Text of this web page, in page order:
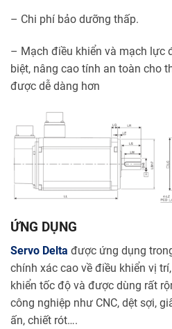
– Chi phí bảo dưỡng thấp.
– Mạch điều khiển và mạch lực
biệt, nâng cao tính an toàn cho
được dễ dàng hơn
ỨNG DỤNG
Servo Delta được ứng dụng
chính xác cao về điều khiển vị
khiển tốc độ và được dùng rất
công nghiệp như CNC, dệt sợi,
ấn, chiết rót….